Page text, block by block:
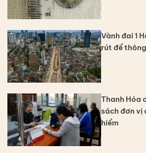
Vành đai 1
rút để
Thanh Hóa
sách đơn vị
hiểm